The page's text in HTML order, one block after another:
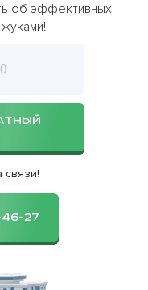
об эффективных
связи!
46-27